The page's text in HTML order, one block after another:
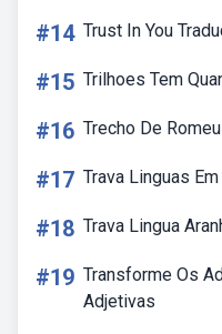
#14 Trust In You
#15 Trilhoes Tem
#16 Trecho De
#17 Trava Linguas
#18 Trava Lingua
#19 Transforme Os
Adjetivas